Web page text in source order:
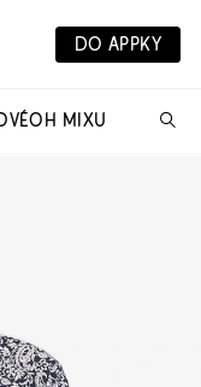
DO APPKY
MIXU